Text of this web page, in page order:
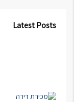
Latest Posts